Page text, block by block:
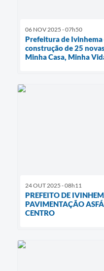
06 NOV 2025 - 07h50
Prefeitura de
construção de 25
Minha Casa, Minha
24 OUT 2025 - 08h11
PREFEITO DE
PAVIMENTAÇÃO
CENTRO